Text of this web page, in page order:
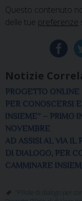
Questo contenuto
delle tue preferenze
Notizie
PROGETTO
PER CONOSCERSI
INSIEME” – PRIMO
NOVEMBRE
AD ASSISI AL VIA IL
DI DIALOGO, PER
CAMMINARE
"Pillole di dialogo per